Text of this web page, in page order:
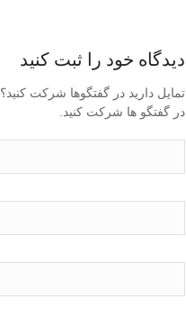
دیدگاه خود را ثبت کنید
تمایل دارید در گفتگوها شرکت کنید؟
در گفتگو ها شرکت کنید.